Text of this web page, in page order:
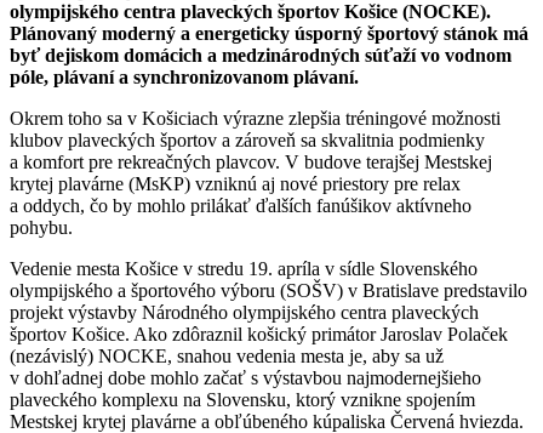
olympijského centra plaveckých športov Košice (NOCKE).
Plánovaný moderný a energeticky úsporný športový stánok má
byť dejiskom domácich a medzinárodných súťaží vo vodnom
póle, plávaní a synchronizovanom plávaní.
Okrem toho sa v Košiciach výrazne zlepšia tréningové možnosti
klubov plaveckých športov a zároveň sa skvalitnia podmienky
a komfort pre rekreačných plavcov. V budove terajšej Mestskej
krytej plavárne (MsKP) vzniknú aj nové priestory pre relax
a oddych, čo by mohlo prilákať ďalších fanúšikov aktívneho
pohybu.
Vedenie mesta Košice v stredu 19. apríla v sídle Slovenského
olympijského a športového výboru (SOŠV) v Bratislave predstavilo
projekt výstavby Národného olympijského centra plaveckých
športov Košice. Ako zdôraznil košický primátor Jaroslav Polaček
(nezávislý) NOCKE, snahou vedenia mesta je, aby sa už
v dohľadnej dobe mohlo začať s výstavbou najmodernejšieho
plaveckého komplexu na Slovensku, ktorý vznikne spojením
Mestskej krytej plavárne a obľúbeného kúpaliska Červená hviezda.